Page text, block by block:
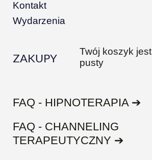
Kontakt
Wydarzenia
ZAKUPY
Twój koszyk jest
pusty
FAQ - HIPNOTERAPIA ➔
FAQ - CHANNELING
TERAPEUTYCZNY ➔